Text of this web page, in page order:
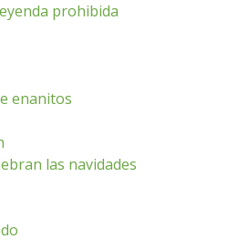
prohibida
enanitos
las navidades